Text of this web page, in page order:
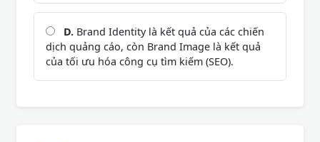
D. Brand Identity là kết quả của các chiến
dịch quảng cáo, còn Brand Image là kết quả
của tối ưu hóa công cụ tìm kiếm (SEO).